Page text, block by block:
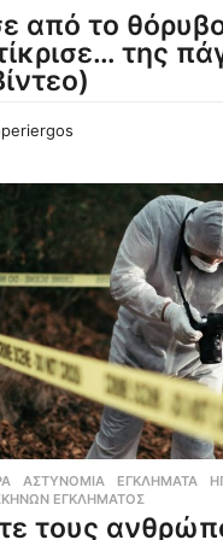
από το
της
ΑΣΤΥΝΟΜΊΑ ,ΕΓΚΛΉΜΑΤΑ ,
ΕΓΚΛΉΜΑΤΟΣ
τους